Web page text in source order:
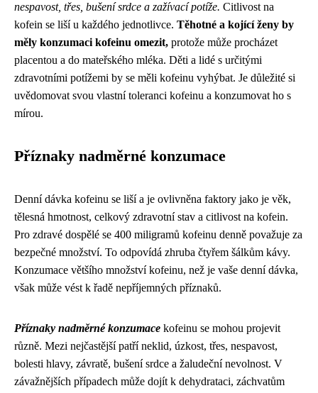
nespavost, třes, bušení srdce a zažívací potíže. Citlivost na
kofein se liší u každého jednotlivce. Těhotné a kojící ženy by
měly konzumaci kofeinu omezit, protože může procházet
placentou a do mateřského mléka. Děti a lidé s určitými
zdravotními potížemi by se měli kofeinu vyhýbat. Je důležité si
uvědomovat svou vlastní toleranci kofeinu a konzumovat ho s
mírou.
Příznaky nadměrné konzumace
Denní dávka kofeinu se liší a je ovlivněna faktory jako je věk,
tělesná hmotnost, celkový zdravotní stav a citlivost na kofein.
Pro zdravé dospělé se 400 miligramů kofeinu denně považuje za
bezpečné množství. To odpovídá zhruba čtyřem šálkům kávy.
Konzumace většího množství kofeinu, než je vaše denní dávka,
však může vést k řadě nepříjemných příznaků.
Příznaky nadměrné konzumace kofeinu se mohou projevit
různě. Mezi nejčastější patří neklid, úzkost, třes, nespavost,
bolesti hlavy, závratě, bušení srdce a žaludeční nevolnost. V
závažnějších případech může dojít k dehydrataci, záchvatům